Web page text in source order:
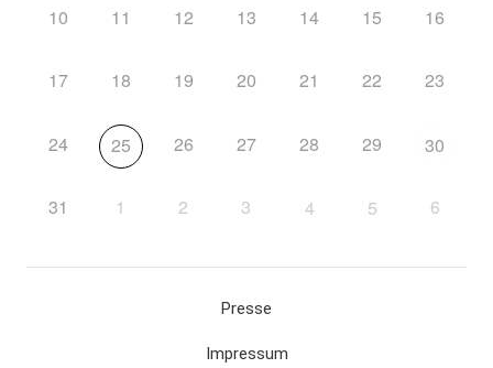
10 11 12 13 14 15 16
17 18 19 20 21 22 23
24 25 26 27 28 29 30
31 1 2 3 4 5 6
Presse
Impressum